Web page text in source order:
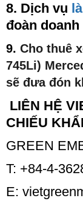
8. Dịch vụ
đoàn
9. Cho thuê
745Li)
sẽ đưa đón
LIÊN HỆ
CHIẾU
GREEN
T: +84-4-
E: